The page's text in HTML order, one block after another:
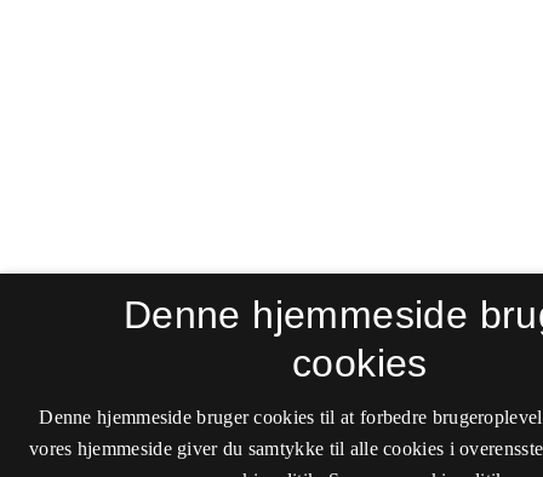
Denne hjemmeside
cookies
Denne hjemmeside bruger cookies til at forbedre
vores hjemmeside giver du samtykke til alle cookies i